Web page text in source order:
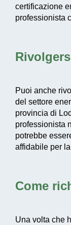
certificazione
professionista
Puoi anche
del settore
provincia di
professionista
potrebbe
affidabile per
Come
Una volta che